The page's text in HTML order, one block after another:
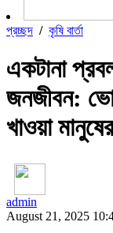
প্রচ্ছদ / কৃষি বার্তা
একটানা
জনজীবন:
খাওয়া মানুষের
admin
August 21, 2025